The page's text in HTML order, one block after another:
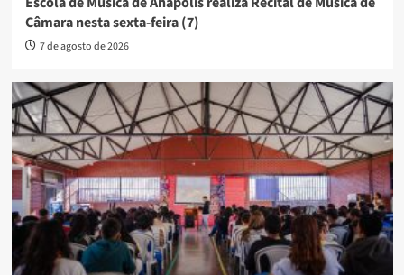
Câmara nesta sexta-feira (7)
7 de agosto de 2026